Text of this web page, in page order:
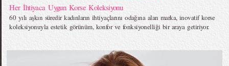
Her İhtiyaca Uygun Korse Koleksiyonu
60 yılı aşkın süredir kadınların ihtiyaçlarını odağına alan marka, inovatif korse
koleksiyonuyla estetik görünüm, konfor ve fonksiyonelliği bir araya getiriyor.